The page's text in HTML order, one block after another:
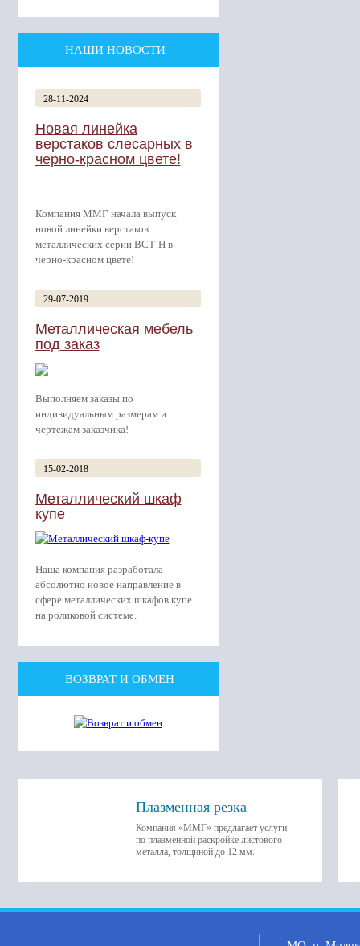
НАШИ НОВОСТИ
28-11-2024
Новая линейка
верстаков слесарных в
черно-красном цвете!
Компания ММГ начала выпуск
новой линейки верстаков
металлических серии ВСТ-Н в
черно-красном цвете!
29-07-2019
Металлическая мебель
под заказ
Выполняем заказы по
индивидуальным размерам и
чертежам заказчика!
15-02-2018
Металлический шкаф
купе
Наша компания разработала
абсолютно новое направление в
сфере металлических шкафов купе
на роликовой системе.
ВОЗВРАТ И ОБМЕН
Плазменная резка
Компания «ММГ» предлагает услуги
по плазменной раскройке листового
металла, толщиной до 12 мм.